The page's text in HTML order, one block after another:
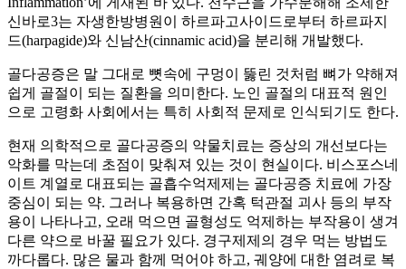
신바로3는 자생한방병원이 하르파고사이드로부터 하르파지
드(harpagide)와 신남산(cinnamic acid)을 분리해 개발했다.
골다공증은 말 그대로 뼛속에 구멍이 뚫린 것처럼 뼈가 약해져
쉽게 골절이 되는 질환을 의미한다. 노인 골절의 대표적 원인
으로 고령화 사회에서는 특히 사회적 문제로 인식되기도 한다.
현재 의학적으로 골다공증의 약물치료는 증상의 개선보다는
악화를 막는데 초점이 맞춰져 있는 것이 현실이다. 비스포스네
이트 계열로 대표되는 골흡수억제제는 골다공증 치료에 가장
중심이 되는 약. 그러나 복용하면 간혹 턱관절 괴사 등의 부작
용이 나타나고, 오래 먹으면 골형성도 억제하는 부작용이 생겨
다른 약으로 바꿀 필요가 있다. 경구제제의 경우 먹는 방법도
까다롭다. 많은 물과 함께 먹어야 하고, 궤양에 대한 염려로 복